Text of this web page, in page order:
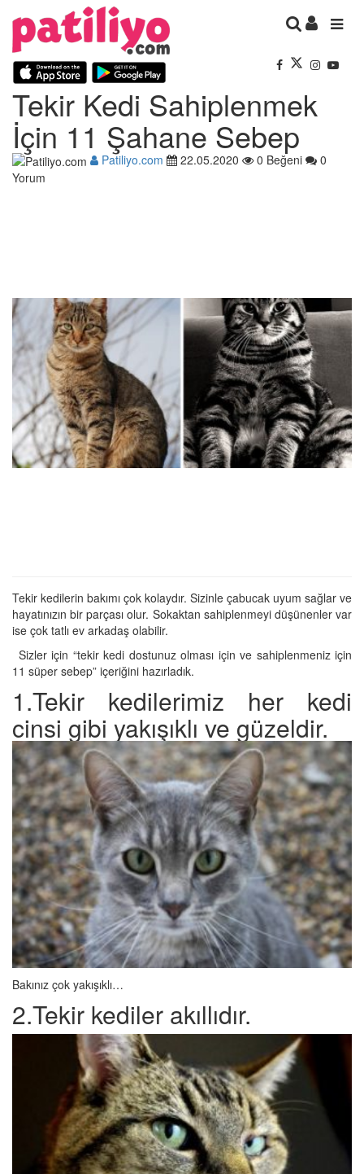
Tekir Kedi Sahiplenmek
İçin 11 Şahane Sebep
Patiliyo.com 22.05.2020 0 Beğeni
0
Yorum
Tekir kedilerin bakımı çok kolaydır. Sizinle çabucak uyum sağlar ve
hayatınızın bir parçası olur. Sokaktan sahiplenmeyi düşünenler var
ise çok tatlı ev arkadaş olabilir.
Sizler için “tekir kedi dostunuz olması için ve sahiplenmeniz için
11 süper sebep” içeriğini hazırladık.
1.Tekir kedilerimiz her kedi
cinsi gibi yakışıklı ve güzeldir.
Bakınız çok yakışıklı…
2.Tekir kediler akıllıdır.